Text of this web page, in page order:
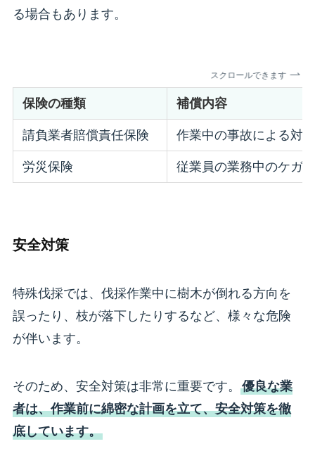
る場合もあります。
スクロールできます
保険の種類 補償内容
請負業者賠償責任保険 作業中の事故による対
労災保険 従業員の業務中のケガ
安全対策
特殊伐採では、伐採作業中に樹木が倒れる方向を
誤ったり、枝が落下したりするなど、様々な危険
が伴います。
そのため、安全対策は非常に重要です。 優良な業
者は、作業前に綿密な計画を立て、安全対策を徹
底しています。